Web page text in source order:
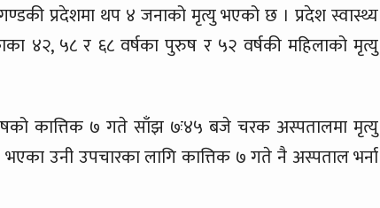
प्रदेशमा थप ४ जनाको मृत्यु भएको छ । प्रदेश स्वास्थ्य
४२, ५८ र ६८ वर्षका पुरुष र ५२ वर्षकी महिलाको मृत्यु
कात्तिक ७ गते साँझ ७ः४५ बजे चरक अस्पतालमा मृत्यु
उनी उपचारका लागि कात्तिक ७ गते नै अस्पताल भर्ना